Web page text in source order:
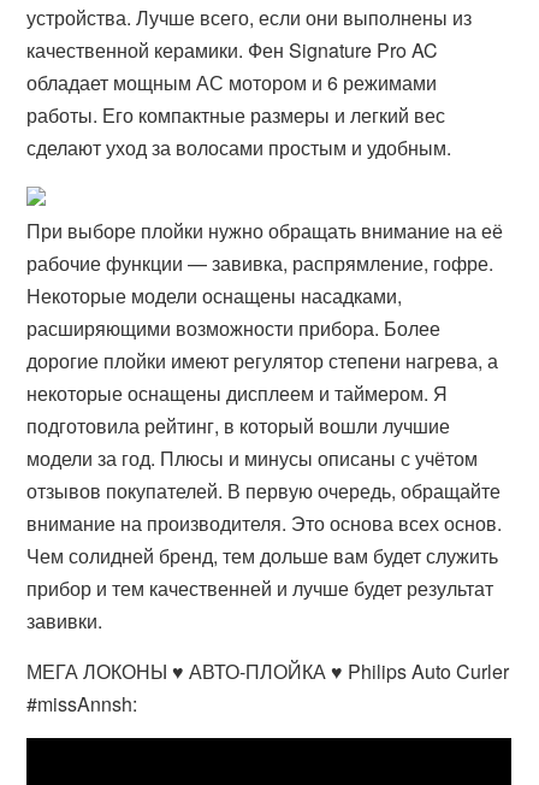
устройства. Лучше всего, если они выполнены из
качественной керамики. Фен Signature Pro AC
обладает мощным АС мотором и 6 режимами
работы. Его компактные размеры и легкий вес
сделают уход за волосами простым и удобным.
При выборе плойки нужно обращать внимание на её
рабочие функции — завивка, распрямление, гофре.
Некоторые модели оснащены насадками,
расширяющими возможности прибора. Более
дорогие плойки имеют регулятор степени нагрева, а
некоторые оснащены дисплеем и таймером. Я
подготовила рейтинг, в который вошли лучшие
модели за год. Плюсы и минусы описаны с учётом
отзывов покупателей. В первую очередь, обращайте
внимание на производителя. Это основа всех основ.
Чем солидней бренд, тем дольше вам будет служить
прибор и тем качественней и лучше будет результат
завивки.
МЕГА ЛОКОНЫ ♥ АВТО-ПЛОЙКА ♥ Philips Auto Curler
#missAnnsh: